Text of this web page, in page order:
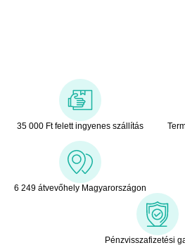
35 000 Ft felett ingyenes szállítás
6 249 átvevőhely Magyarországon
Pénzvisszafizetési